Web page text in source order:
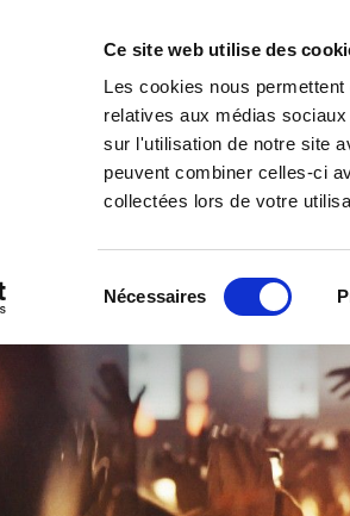
Ce site web utilise des
Les cookies nous
relatives aux médias
sur l'utilisation de notre site
peuvent combiner celles-ci
collectées lors de votre
du
Nécessaires
Accueil